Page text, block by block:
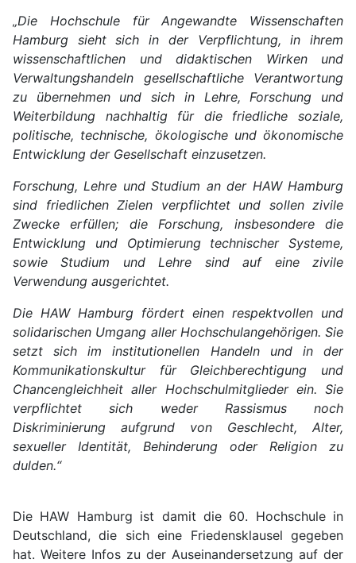
„Die Hochschule für Angewandte Wissenschaften
Hamburg sieht sich in der Verpflichtung, in ihrem
wissenschaftlichen und didaktischen Wirken und
Verwaltungshandeln gesellschaftliche Verantwortung
zu übernehmen und sich in Lehre, Forschung und
Weiterbildung nachhaltig für die friedliche soziale,
politische, technische, ökologische und ökonomische
Entwicklung der Gesellschaft einzusetzen.
Forschung, Lehre und Studium an der HAW Hamburg
sind friedlichen Zielen verpflichtet und sollen zivile
Zwecke erfüllen; die Forschung, insbesondere die
Entwicklung und Optimierung technischer Systeme,
sowie Studium und Lehre sind auf eine zivile
Verwendung ausgerichtet.
Die HAW Hamburg fördert einen respektvollen und
solidarischen Umgang aller Hochschulangehörigen. Sie
setzt sich im institutionellen Handeln und in der
Kommunikationskultur für Gleichberechtigung und
Chancengleichheit aller Hochschulmitglieder ein. Sie
verpflichtet sich weder Rassismus noch
Diskriminierung aufgrund von Geschlecht, Alter,
sexueller Identität, Behinderung oder Religion zu
dulden.“
Die HAW Hamburg ist damit die 60. Hochschule in
Deutschland, die sich eine Friedensklausel gegeben
hat. Weitere Infos zu der Auseinandersetzung auf der